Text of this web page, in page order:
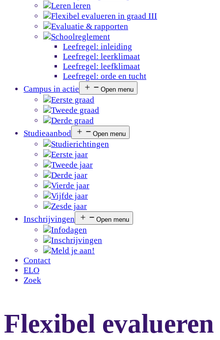
Leren leren
Flexibel evalueren in graad III
Evaluatie & rapporten
Schoolreglement
Leefregel: inleiding
Leefregel: leerklimaat
Leefregel: leefklimaat
Leefregel: orde en tucht
Campus in actie
Open menu
Eerste graad
Tweede graad
Derde graad
Studieaanbod
Open menu
Studierichtingen
Eerste jaar
Tweede jaar
Derde jaar
Vierde jaar
Vijfde jaar
Zesde jaar
Inschrijvingen
Open menu
Infodagen
Inschrijvingen
Meld je aan!
Contact
ELO
Zoek
Flexibel evalueren